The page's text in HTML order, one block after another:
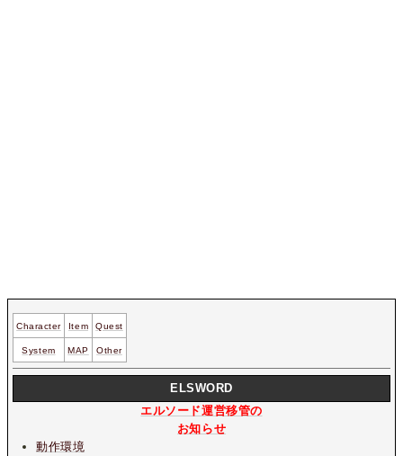
Character Item Quest
System MAP Other
ELSWORD
エルソード運営移管の
お知らせ
動作環境